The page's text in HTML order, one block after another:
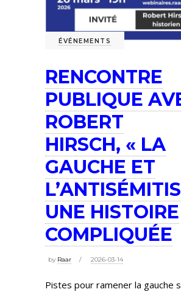
ÉVÉNEMENTS
RENCONTRE
PUBLIQUE
ROBERT
HIRSCH, « LA
GAUCHE ET
UNE HISTOIRE
COMPLIQUÉE
by Raar 2026-03-14
Pistes pour ramener la gauche